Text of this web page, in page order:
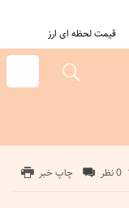
قیمت لحظه ای ارز
چاپ خبر 0 نظر